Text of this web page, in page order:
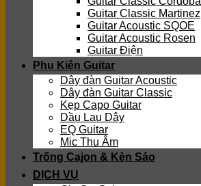
Guitar Classic Martinez
Guitar Acoustic SQOE
Guitar Acoustic Rosen
Guitar Điện
Phụ Kiện Guitar
Dây đàn Guitar Acoustic
Dây đàn Guitar Classic
Kẹp Capo Guitar
Dầu Lau Dây
EQ Guitar
Mic Thu Âm
Trống Cajon & Kèn Sáo
DỊCH VỤ